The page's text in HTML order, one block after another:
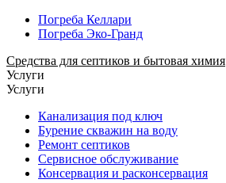
Погреба Келлари
Погреба Эко-Гранд
Средства для септиков и бытовая химия
Услуги
Услуги
Канализация под ключ
Бурение скважин на воду
Ремонт септиков
Сервисное обслуживание
Консервация и расконсервация